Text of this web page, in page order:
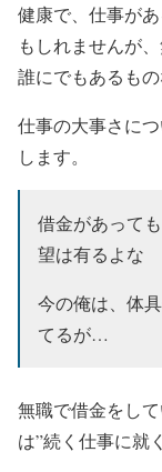
健康で、仕事が
もしれませんが
誰にでもあるもの
仕事の大事さに
します。
借金があって
望は有るよな
今の俺は、体
てるが…
無職で借金をし
は”続く仕事に就